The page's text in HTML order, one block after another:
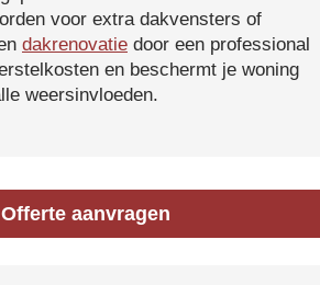
voor extra dakvensters of
dakrenovatie door een professional
en beschermt je woning
weersinvloeden.
Offerte aanvragen